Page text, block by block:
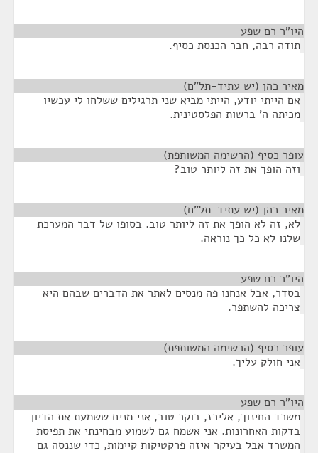
היו"ר רם שפע
תודה רבה, חבר הכנסת כסיף.
מאיר כהן (יש עתיד-תל"ם)
אם הייתי יודע, הייתי מביא שני תרגילים ששלחו לי עכשיו
מכיתה ה' ברשות הפלסטינית.
עופר כסיף (הרשימה המשותפת)
וזה הופך את זה ליותר טוב?
מאיר כהן (יש עתיד-תל"ם)
לא, זה לא הופך את זה ליותר טוב. בסופו של דבר המערכת
שלנו לא כל כך נוראה.
היו"ר רם שפע
בסדר, אבל אנחנו פה מנסים לאתר את הדברים שבהם היא
צריכה להשתפר.
עופר כסיף (הרשימה המשותפת)
אני חולק עליך.
היו"ר רם שפע
משרד החינוך, אלירז, בוקר טוב, אני מניח ששמעת את הדיון
בדקות האחרונות. אני אשמח גם לשמוע מבחינתי את תפיסת
המשרד אבל בעיקר איזה פרקטיקות קיימות, כדי שננסה גם